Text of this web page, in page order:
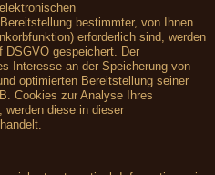
bestimmter, von Ihnen
erforderlich sind, werden
DSGVO gespeichert. Der
Interesse an der Speicherung von
optimierten Bereitstellung seiner
Cookies zur Analyse Ihres
werden diese in dieser